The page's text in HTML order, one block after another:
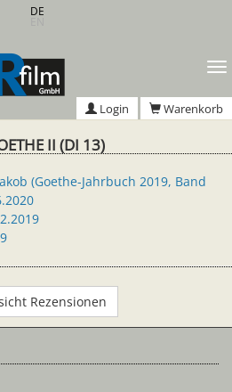
DE
Login Warenkorb
II (DI 13)
(Goethe-Jahrbuch 2019, Band
Rezensionen